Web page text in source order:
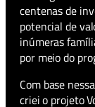
centenas de
potencial de
inúmeras
por meio do
Com base
criei o projeto